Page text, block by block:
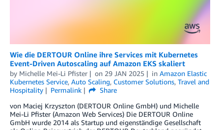
Wie die DERTOUR Online ihre Services mit Kubernetes
Event-Driven Autoscaling auf Amazon EKS skaliert
by Michelle Mei-Li Pfister on 29 JAN 2025 in Amazon Elastic
Kubernetes Service, Auto Scaling, Customer Solutions, Travel and
Hospitality
Permalink
Share
von Maciej Krzyszton (DERTOUR Online GmbH) und Michelle
Mei-Li Pfister (Amazon Web Services) Die DERTOUR Online
GmbH wurde 2014 als Startup und eigenständige Gesellschaft